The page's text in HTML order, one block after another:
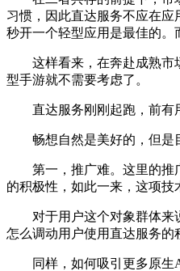
习惯，因此直达服务不应在
秒开一个轻型应用是最佳的。
这样看来，在奔赴成熟市场
型手游就不需要考虑了。
直达服务刚刚起跑，前有
畅想自然是美好的，但是目
第一，推广难。这里的推广
的积极性，如此一来，这项技
对于用户这个对象群体来说
怎么调动用户使用直达服务的
同样，如何吸引更多原生